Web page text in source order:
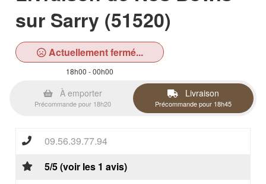
sur Sarry (51520)
Actuellement fermé...
18h00 - 00h00
À emporter
Précommande pour 18h20
Livraison
Précommande pour 18h45
09.56.39.77.94
5/5 (voir les 1 avis)